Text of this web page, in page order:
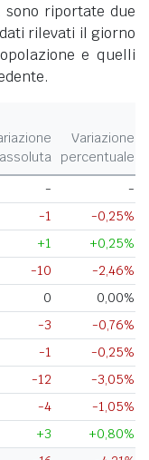
sono riportate due
rilevati il giorno
e quelli
assoluta
Variazione
percentuale
-
-
-1
-0,25%
+1
+0,25%
-10
-2,46%
0
0,00%
-3
-0,76%
-1
-0,25%
-12
-3,05%
-4
-1,05%
+3
+0,80%